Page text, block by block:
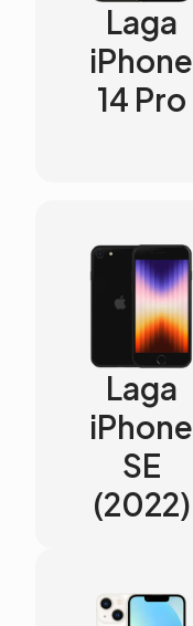
Laga
iPhone
14 Pro
Laga
iPhone
SE
(2022)